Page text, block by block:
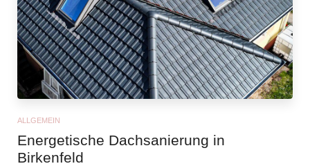
ALLGEMEIN
Energetische Dachsanierung in
Birkenfeld